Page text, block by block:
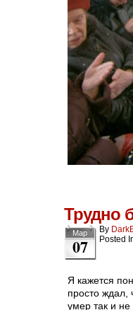
Трудно
Мар
07
By
Posted
Я кажется
просто ждал,
умер так и